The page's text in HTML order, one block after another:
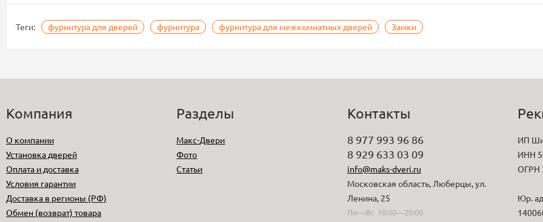
Теги: фурнитура для дверей фурнитура фурнитура для межкомнатных дверей Замки
Компания
О компании
Установка дверей
Оплата и доставка
Условия гарантии
Доставка в регионы (РФ)
Обмен (возврат) товара
Разделы
Макс-Двери
Фото
Статьи
Контакты
8 977 993 96 86
8 929 633 03 09
info@maks-dveri.ru
Московская область, Люберцы, ул.
Ленина, 25
Пн—Вс 10:00—20:00
ИП
ИНН
ОГРН
Юр.